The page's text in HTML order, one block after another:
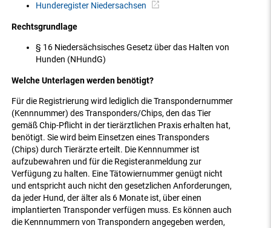
Hunderegister Niedersachsen
Rechtsgrundlage
§ 16 Niedersächsisches Gesetz über das Halten von
Hunden (NHundG)
Welche Unterlagen werden benötigt?
Für die Registrierung wird lediglich die Transpondernummer
(Kennnummer) des Transponders/Chips, den das Tier
gemäß Chip-Pflicht in der tierärztlichen Praxis erhalten hat,
benötigt. Sie wird beim Einsetzen eines Transponders
(Chips) durch Tierärzte erteilt. Die Kennnummer ist
aufzubewahren und für die Registeranmeldung zur
Verfügung zu halten. Eine Tätowiernummer genügt nicht
und entspricht auch nicht den gesetzlichen Anforderungen,
da jeder Hund, der älter als 6 Monate ist, über einen
implantierten Transponder verfügen muss. Es können auch
die Kennnummern von Transpondern angegeben werden,